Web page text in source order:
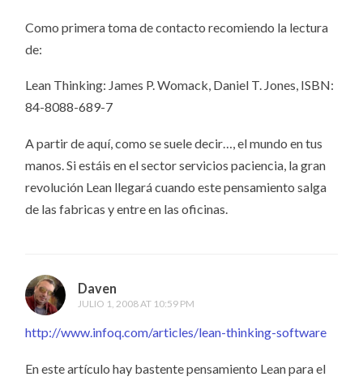
Como primera toma de contacto recomiendo la lectura
de:
Lean Thinking: James P. Womack, Daniel T. Jones, ISBN:
84-8088-689-7
A partir de aquí, como se suele decir…, el mundo en tus
manos. Si estáis en el sector servicios paciencia, la gran
revolución Lean llegará cuando este pensamiento salga
de las fabricas y entre en las oficinas.
Daven
JULIO 1, 2008 AT 10:59 PM
http://www.infoq.com/articles/lean-thinking-software
En este artículo hay bastente pensamiento Lean para el